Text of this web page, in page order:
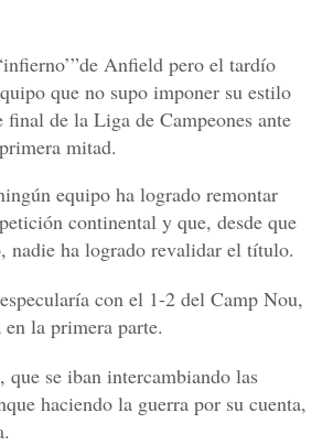
Anfield pero el tardío
que no supo imponer su estilo
de la Liga de Campeones ante
mitad.
equipo ha logrado remontar
continental y que, desde que
nadie ha logrado revalidar el título.
con el 1-2 del Camp Nou,
la primera parte.
se iban intercambiando las
haciendo la guerra por su cuenta,